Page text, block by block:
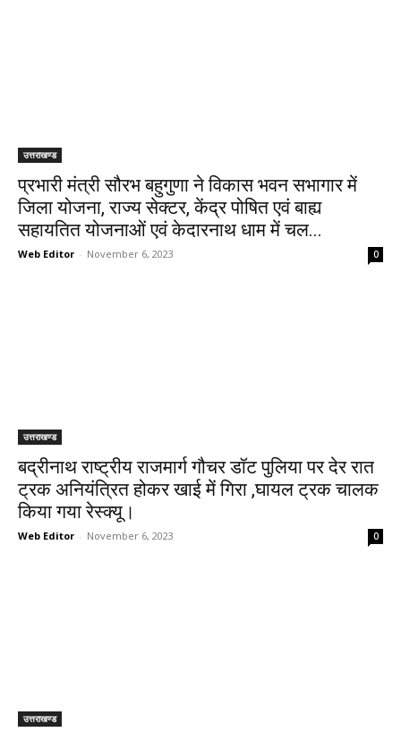
उत्तराखण्ड
प्रभारी मंत्री सौरभ बहुगुणा ने विकास भवन सभागार में
जिला योजना, राज्य सेक्टर, केंद्र पोषित एवं बाह्य
सहायतित योजनाओं एवं केदारनाथ धाम में चल...
Web Editor - November 6, 2023 0
उत्तराखण्ड
बद्रीनाथ राष्ट्रीय राजमार्ग गौचर डॉट पुलिया पर देर रात
ट्रक अनियंत्रित होकर खाई में गिरा ,घायल ट्रक चालक
किया गया रेस्क्यू।
Web Editor - November 6, 2023 0
उत्तराखण्ड